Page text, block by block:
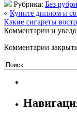
Рубрика: Без
« Купите диплом и
Какие сигареты
Комментарии и
Комментарии